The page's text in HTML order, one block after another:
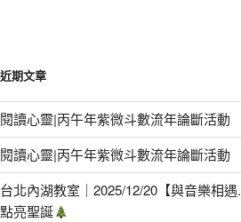
近期文章
閱讀心靈|丙午年紫微斗數流年論斷活動
閱讀心靈|丙午年紫微斗數流年論斷活動
台北內湖教室｜2025/12/20【與音樂相
點亮聖誕